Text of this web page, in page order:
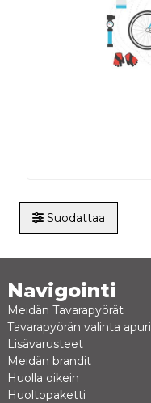
Suodattaa
Navigointi
Meidän Tavarapyörät
Tavarapyörän valinta apuri
Lisävarusteet
Meidän brandit
Huolla oikein
Huoltopaketti